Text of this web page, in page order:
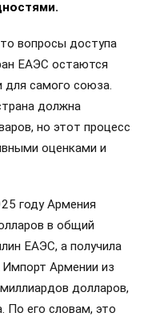
вопросы доступа
ЕАЭС остаются
для самого союза.
должна
но этот процесс
оценками и
году Армения
в общий
ЕАЭС, а получила
Армении из
долларов,
По его словам, это